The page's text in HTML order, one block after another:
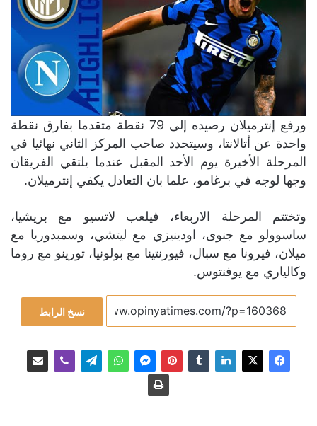
ورفع إنترميلان رصيده إلى 79 نقطة متقدما بفارق نقطة
واحدة عن أتالانتا، وسيتحدد صاحب المركز الثاني نهائيا في
المرحلة الأخيرة يوم الأحد المقبل عندما يلتقي الفريقان
وجها لوجه في برغامو، علما بان التعادل يكفي إنترميلان.
وتختتم المرحلة الاربعاء، فيلعب لاتسيو مع بريشيا،
ساسوولو مع جنوى، اودينيزي مع ليتشي، وسمبدوريا مع
ميلان، فيرونا مع سبال، فيورنتينا مع بولونيا، تورينو مع روما
وكالياري مع يوفنتوس.
نسخ الرابط